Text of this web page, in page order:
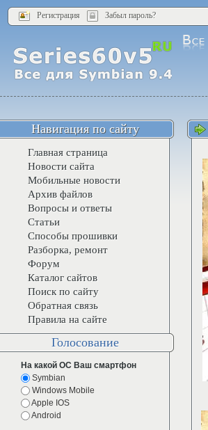
Регистрация Забыл пароль?
Навигация по сайту
Главная страница
Новости сайта
Мобильные новости
Архив файлов
Вопросы и ответы
Статьи
Способы прошивки
Разборка, ремонт
Форум
Каталог сайтов
Поиск по сайту
Обратная связь
Правила на сайте
Голосование
На какой ОС Ваш смартфон
Symbian
Windows Mobile
Apple IOS
Android